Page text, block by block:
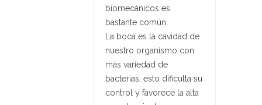
biomecánicos es
bastante común.
La boca es la cavidad de
nuestro organismo con
más variedad de
bacterias, esto dificulta su
control y favorece la alta